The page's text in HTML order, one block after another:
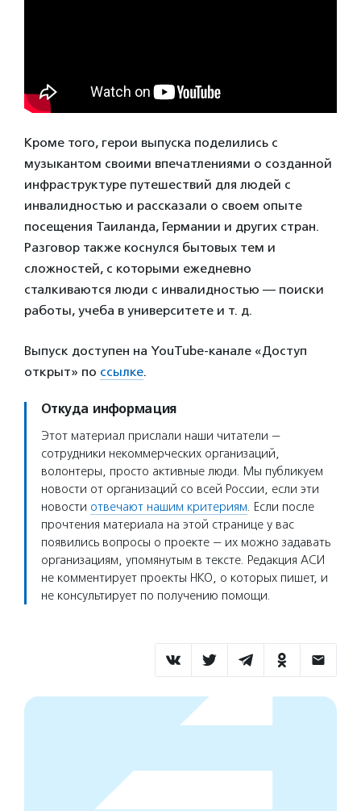
Кроме того, герои выпуска поделились с
музыкантом своими впечатлениями о созданной
инфраструктуре путешествий для людей с
инвалидностью и рассказали о своем опыте
посещения Таиланда, Германии и других стран.
Разговор также коснулся бытовых тем и
сложностей, с которыми ежедневно
сталкиваются люди с инвалидностью — поиски
работы, учеба в университете и т. д.
Выпуск доступен на YouTube-канале «Доступ
открыт» по ссылке.
Откуда информация
Этот материал прислали наши читатели —
сотрудники некоммерческих организаций,
волонтеры, просто активные люди. Мы публикуем
новости от организаций со всей России, если эти
новости отвечают нашим критериям. Если после
прочтения материала на этой странице у вас
появились вопросы о проекте — их можно задавать
организациям, упомянутым в тексте. Редакция АСИ
не комментирует проекты НКО, о которых пишет, и
не консультирует по получению помощи.